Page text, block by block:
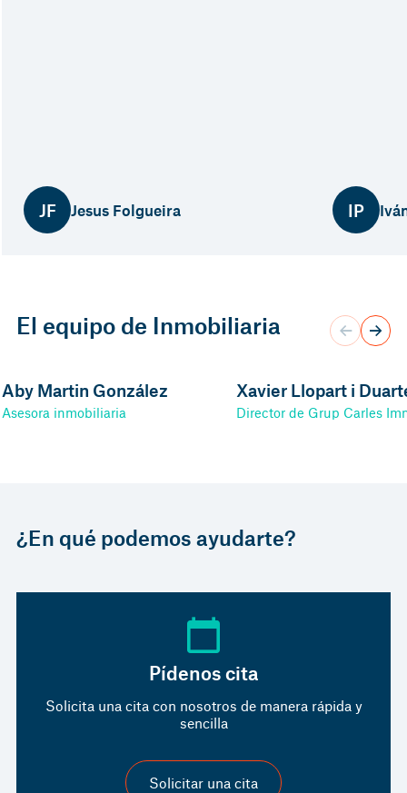
JF Jesus Folgueira IP
El equipo de Inmobiliaria
Aby Martin González
Asesora inmobiliaria
Xavier Llopart i
Director de Grup Carles
¿En qué podemos ayudarte?
Pídenos cita
Solicita una cita con nosotros de manera rápida y
sencilla
Solicitar una cita